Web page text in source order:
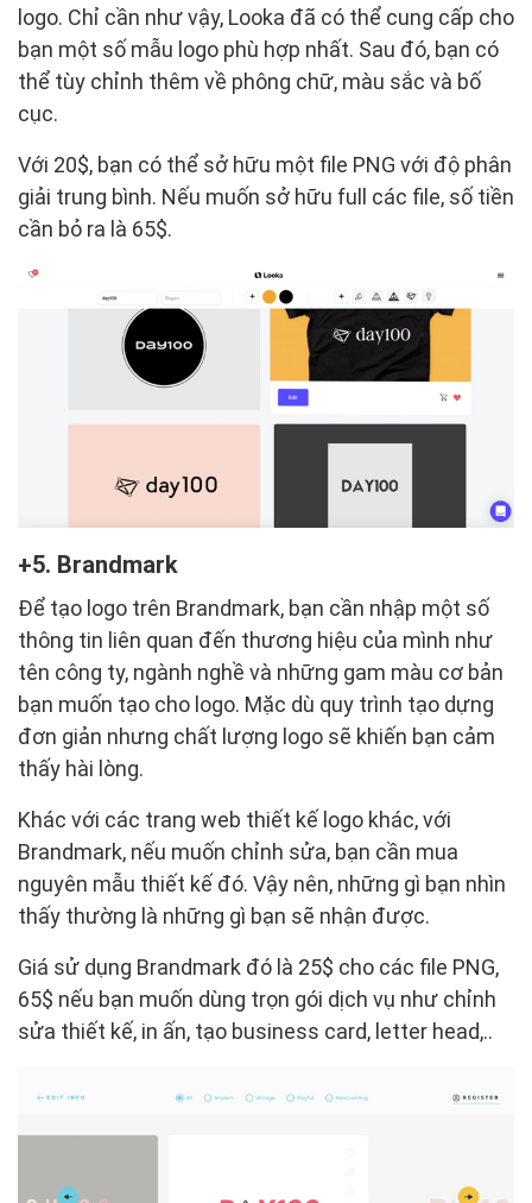
logo. Chỉ cần như vậy, Looka đã có thể cung cấp cho
bạn một số mẫu logo phù hợp nhất. Sau đó, bạn có
thể tùy chỉnh thêm về phông chữ, màu sắc và bố
cục.
Với 20$, bạn có thể sở hữu một file PNG với độ phân
giải trung bình. Nếu muốn sở hữu full các file, số tiền
cần bỏ ra là 65$.
5. Brandmark
Để tạo logo trên Brandmark, bạn cần nhập một số
thông tin liên quan đến thương hiệu của mình như
tên công ty, ngành nghề và những gam màu cơ bản
bạn muốn tạo cho logo. Mặc dù quy trình tạo dựng
đơn giản nhưng chất lượng logo sẽ khiến bạn cảm
thấy hài lòng.
Khác với các trang web thiết kế logo khác, với
Brandmark, nếu muốn chỉnh sửa, bạn cần mua
nguyên mẫu thiết kế đó. Vậy nên, những gì bạn nhìn
thấy thường là những gì bạn sẽ nhận được.
Giá sử dụng Brandmark đó là 25$ cho các file PNG,
65$ nếu bạn muốn dùng trọn gói dịch vụ như chỉnh
sửa thiết kế, in ấn, tạo business card, letter head,..